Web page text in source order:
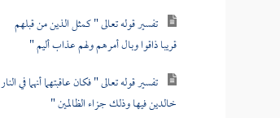
تفسير قوله تعالى " كمثل الذين من قبلهم
قريبا ذاقوا وبال أمرهم ولهم عذاب أليم "
تفسير قوله تعالى " فكان عاقبتهما أنهما في النار
خالدين فيها وذلك جزاء الظالمين "